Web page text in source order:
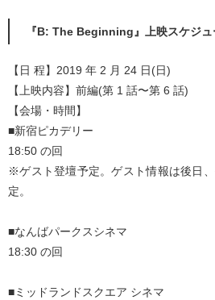
『B: The Beginning』上映スケジュ
【日 程】2019 年 2 月 24 日(日)
【上映内容】前編(第 1 話〜第 6 話)
【会場・時間】
■新宿ピカデリー
18:50 の回
※ゲスト登壇予定。ゲスト情報は後日
定。
■なんばパークスシネマ
18:30 の回
■ミッドランドスクエア シネマ